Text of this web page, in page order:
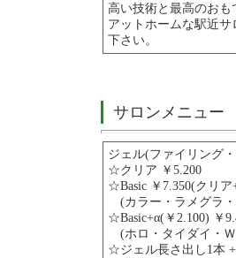
高い技術と最高のお
アットホームな駅近
下さい。
サロンメニュー
ジェル(ファイリング
☆クリア ￥5.200
☆Basic ￥7.350(クリア
(カラー・ラメグラ
☆Basic+α(￥2.100) ￥
(ホロ・タイダイ・
☆ジェル長さ出し1本